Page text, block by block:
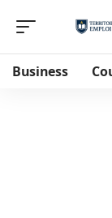
Business